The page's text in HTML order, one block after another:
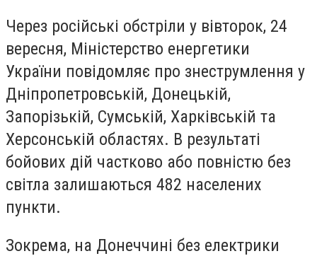
Через російські обстріли у вівторок, 24
вересня, Міністерство енергетики
України повідомляє про знеструмлення у
Дніпропетровській, Донецькій,
Запорізькій, Сумській, Харківській та
Херсонській областях. В результаті
бойових дій частково або повністю без
світла залишаються 482 населених
пункти.
Зокрема, на Донеччині без електрики